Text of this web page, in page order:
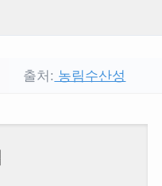
출처: 농림수산성